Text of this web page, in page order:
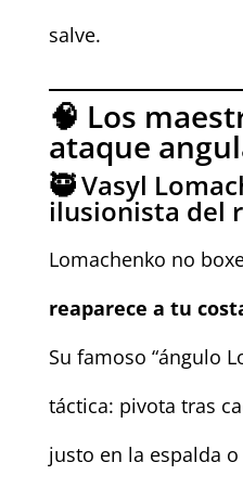
salve.
🧠 Los
ataque
🥷 Vasyl
ilusionista del
Lomachenko no
reaparece a tu
Su famoso “ángulo
táctica: pivota tras
justo en la espalda